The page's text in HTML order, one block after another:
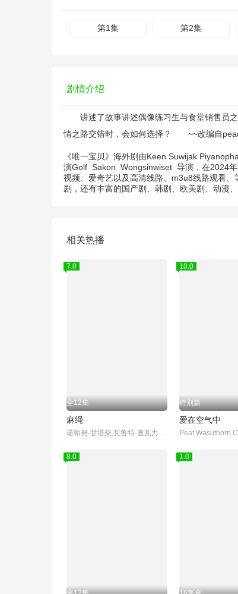
第1集 第2集
剧情介绍
讲述了故事讲述偶像练习生与食堂销售员之
情之路交错时，会如何选择？ ~~改编自
《唯一宝贝》海外剧由Keen Suwijak
演Golf Sakon Wongsinwiset 导演，在2024
视频、爱奇艺以及高清线路、m3u8线路观看
剧，还有丰富的国产剧、韩剧、欧美剧、动漫
相关热播
7.0
全12集
麻绳
诺帕努·甘塔柴,瓦鲁特·查瓦力朱吉翁,纳塔奇·司隶朋通,提迪瓦·立帕拉赛,萨曼莎·梅兰妮·蔻兹,帕琳恩·查恩玛浓,Bosston,Suphadach,Wilairat,帕西特·本朋沙瓦
10.0
特别篇
爱在空气中
8.0 1.0